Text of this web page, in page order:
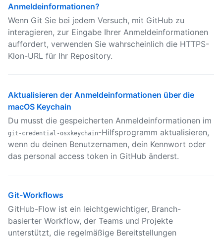
Anmeldeinformationen?
Wenn Git Sie bei jedem Versuch, mit GitHub zu
interagieren, zur Eingabe Ihrer Anmeldeinformationen
auffordert, verwenden Sie wahrscheinlich die HTTPS-
Klon-URL für Ihr Repository.
Aktualisieren der Anmeldeinformationen über die
macOS Keychain
Du musst die gespeicherten Anmeldeinformationen im
git-credential-osxkeychain-Hilfsprogramm aktualisieren,
wenn du deinen Benutzernamen, dein Kennwort oder
das personal access token in GitHub änderst.
Git-Workflows
GitHub-Flow ist ein leichtgewichtiger, Branch-
basierter Workflow, der Teams und Projekte
unterstützt, die regelmäßige Bereitstellungen